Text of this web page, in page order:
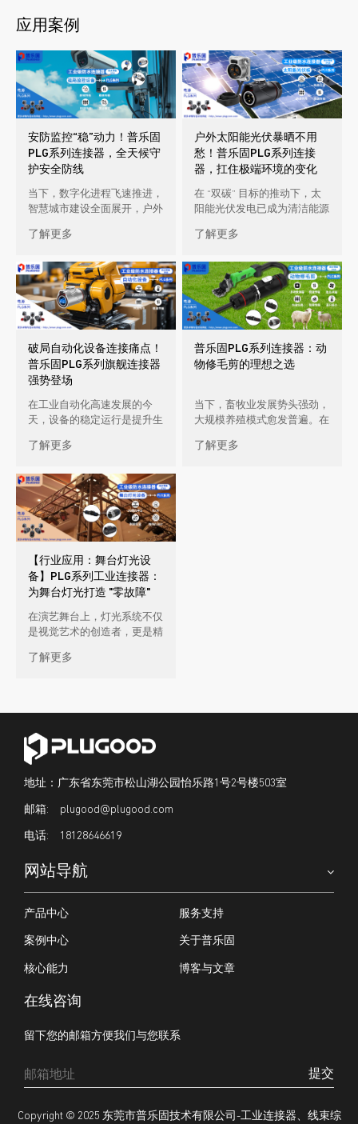
应用案例
安防监控“稳”动力！普乐固
PLG系列连接器，全天候守
护安全防线
当下，数字化进程飞速推进，
智慧城市建设全面展开，户外
增长。不仅城市街道、交通枢
了解更多
户外太阳能光伏暴晒不用
愁！普乐固PLG系列连接
器，扛住极端环境的变化
在 “双碳” 目标的推动下，太
阳能光伏发电已成为清洁能源
组件长期暴露于户外，面临极
了解更多
破局自动化设备连接痛点！
普乐固PLG系列旗舰连接器
强势登场
在工业自动化高速发展的今
天，设备的稳定运行是提升生
自动化设备应用中，正面临着
了解更多
普乐固PLG系列连接器：动
物修毛剪的理想之选
当下，畜牧业发展势头强劲，
大规模养殖模式愈发普遍。在
项重要且频繁的工作，这使得
了解更多
【行业应用：舞台灯光设
备】PLG系列工业连接器：
为舞台灯光打造 "零故障"
的艺术桥梁
在演艺舞台上，灯光系统不仅
是视觉艺术的创造者，更是精
模的不断升级，灯光设备对连
了解更多
地址：广东省东莞市松山湖公园怡乐路1号2号楼503室
plugood@plugood.com
18128646619
网站导航
产品中心 服务支持
案例中心 关于普乐固
核心能力 博客与文章
在线咨询
留下您的邮箱方便我们与您联系
提交
Copyright © 2025 东莞市普乐固技术有限公司-工业连接器、线束综